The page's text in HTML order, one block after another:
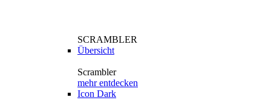
SCRAMBLER
Übersicht
Scrambler
mehr entdecken
Icon Dark